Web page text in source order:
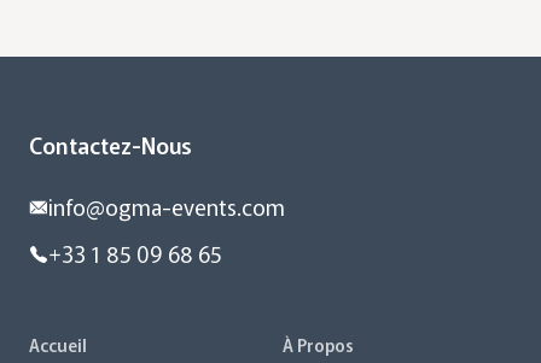
Contactez-Nous
info@ogma-events.com
+33 1 85 09 68 65
Accueil À Propos